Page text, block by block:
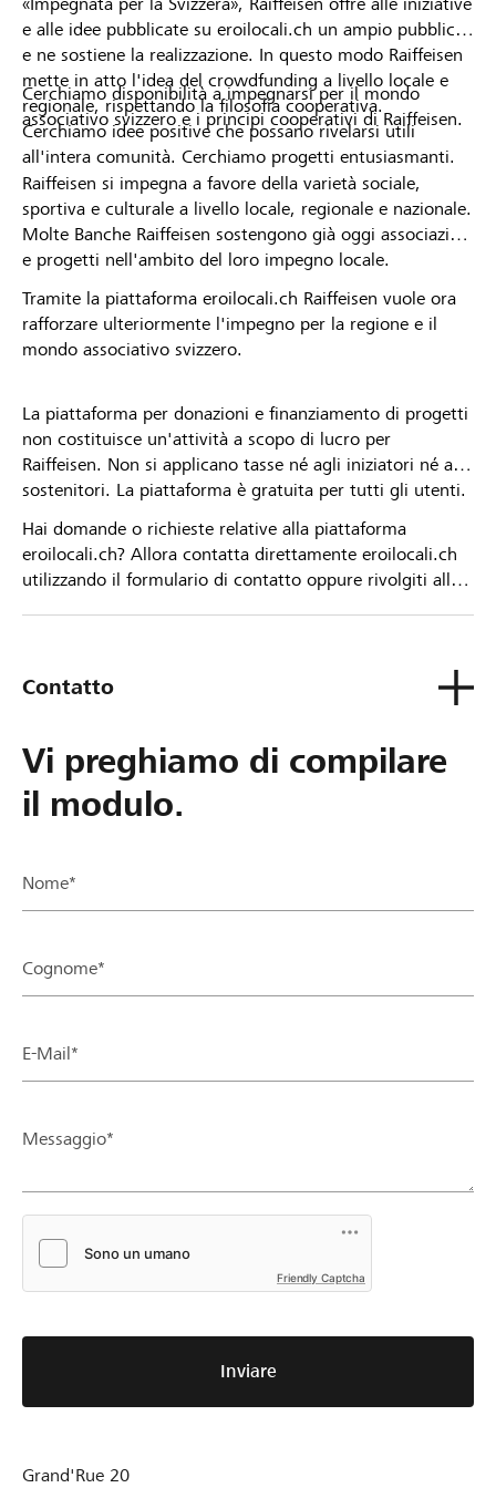
e alle idee pubblicate su eroilocali.ch un ampio pubblico
e ne sostiene la realizzazione. In questo modo Raiffeisen
mette in atto l'idea del crowdfunding a livello locale e
regionale, rispettando la filosofia cooperativa.
Cerchiamo idee positive che possano rivelarsi utili
all'intera comunità. Cerchiamo progetti entusiasmanti.
Cerchiamo disponibilità a impegnarsi per il mondo
associativo svizzero e i principi cooperativi di Raiffeisen.
Raiffeisen si impegna a favore della varietà sociale,
sportiva e culturale a livello locale, regionale e nazionale.
Molte Banche Raiffeisen sostengono già oggi associazioni
e progetti nell'ambito del loro impegno locale.
Tramite la piattaforma eroilocali.ch Raiffeisen vuole ora
rafforzare ulteriormente l'impegno per la regione e il
mondo associativo svizzero.
La piattaforma per donazioni e finanziamento di progetti
non costituisce un'attività a scopo di lucro per
Raiffeisen. Non si applicano tasse né agli iniziatori né ai
sostenitori. La piattaforma è gratuita per tutti gli utenti.
Hai domande o richieste relative alla piattaforma
eroilocali.ch? Allora contatta direttamente eroilocali.ch
utilizzando il formulario di contatto oppure rivolgiti alla
Contatto
Vi preghiamo di compilare
il modulo.
Nome*
Cognome*
E-Mail*
Messaggio*
Friendly Captcha
Inviare
Grand'Rue 20